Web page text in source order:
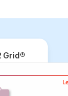
Grid®